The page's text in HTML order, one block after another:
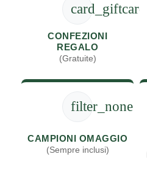
card_giftcard
CONFEZIONI
REGALO
(Gratuite)
filter_none
CAMPIONI OMAGGIO
(Sempre inclusi)